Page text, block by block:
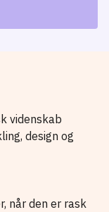
videnskab
design og
når den er rask